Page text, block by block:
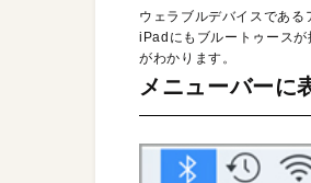
ウェラブルデバイスであ
iPadにもブルートゥースが
がわかります。
メニューバーに